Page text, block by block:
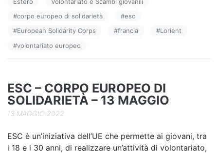
b
o
o
k
dI
n
vi
di
#corpo europeo di solidarietà #esc
#European Solidarity Corps #francia #Lorient
#volontariato europeo
ESC – CORPO EUROPEO DI
SOLIDARIETÀ – 13 MAGGIO
13 MAGGIO 2022
ESC è un’iniziativa dell’UE che permette ai giovani, tra
i 18 e i 30 anni, di realizzare un’attività di volontariato,